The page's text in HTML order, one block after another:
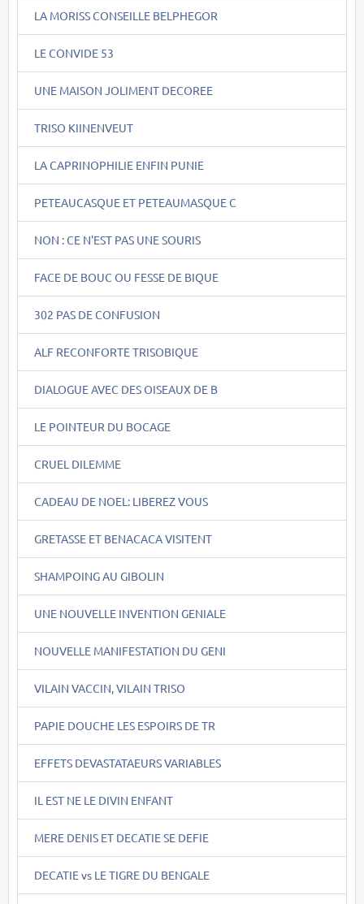
LA MORISS CONSEILLE BELPHEGOR
LE CONVIDE 53
UNE MAISON JOLIMENT DECOREE
TRISO KIINENVEUT
LA CAPRINOPHILIE ENFIN PUNIE
PETEAUCASQUE ET PETEAUMASQUE C
NON : CE N'EST PAS UNE SOURIS
FACE DE BOUC OU FESSE DE BIQUE
302 PAS DE CONFUSION
ALF RECONFORTE TRISOBIQUE
DIALOGUE AVEC DES OISEAUX DE B
LE POINTEUR DU BOCAGE
CRUEL DILEMME
CADEAU DE NOEL: LIBEREZ VOUS
GRETASSE ET BENACACA VISITENT
SHAMPOING AU GIBOLIN
UNE NOUVELLE INVENTION GENIALE
NOUVELLE MANIFESTATION DU GENI
VILAIN VACCIN, VILAIN TRISO
PAPIE DOUCHE LES ESPOIRS DE TR
EFFETS DEVASTATAEURS VARIABLES
IL EST NE LE DIVIN ENFANT
MERE DENIS ET DECATIE SE DEFIE
DECATIE vs LE TIGRE DU BENGALE